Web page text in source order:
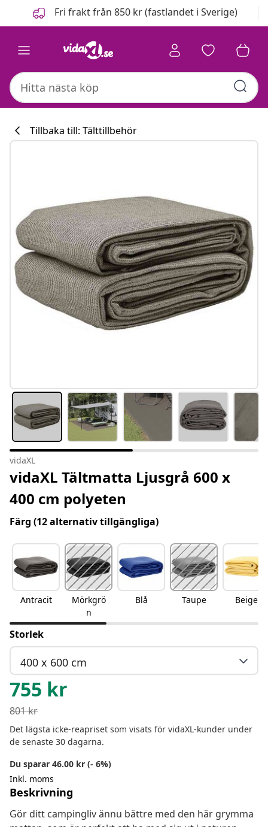
FöregåendeFri frakt från 850 kr (fastlandet i Sverige)
Tillbaka till: Tälttillbehör
vidaXL
vidaXL Tältmatta Ljusgrå 600 x
400 cm polyeten
Färg (12 alternativ tillgängliga)
Antracit
Mörkgrö
n
Blå Taupe Beige
Storlek
400 x 600 cm
755 kr
801kr
Det lägsta icke-reapriset som visats för vidaXL-kunder under
de senaste 30 dagarna.
Du sparar 46.00 kr (- 6%)
Inkl. moms
Beskrivning
Gör ditt campingliv ännu bättre med den här grymma